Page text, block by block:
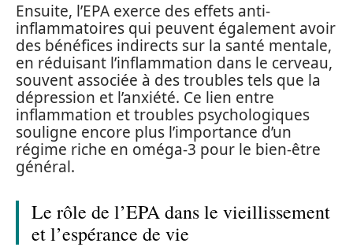
Ensuite, l’EPA exerce des effets anti-
inflammatoires qui peuvent également avoir
des bénéfices indirects sur la santé mentale,
en réduisant l’inflammation dans le cerveau,
souvent associée à des troubles tels que la
dépression et l’anxiété. Ce lien entre
inflammation et troubles psychologiques
souligne encore plus l’importance d’un
régime riche en oméga-3 pour le bien-être
général.
Le rôle de l’EPA dans le vieillissement
et l’espérance de vie